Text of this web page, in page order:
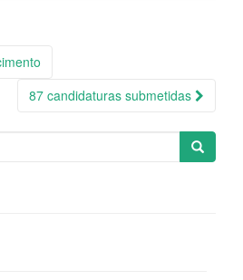
Postagem
87 candidaturas submetidas